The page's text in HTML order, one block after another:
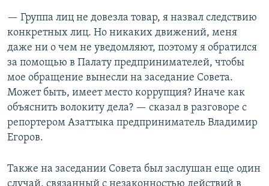
— Группа лиц не довезла товар, я назвал следствию
конкретных лиц. Но никаких движений, меня
даже ни о чем не уведомляют, поэтому я обратился
за помощью в Палату предпринимателей, чтобы
мое обращение вынесли на заседание Совета.
Может быть, имеет место коррупция? Иначе как
объяснить волокиту дела? — сказал в разговоре с
репортером Азаттыка предприниматель Владимир
Егоров.
Также на заседании Совета был заслушан еще один